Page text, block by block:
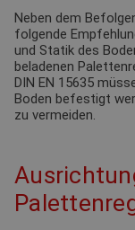
Neben dem
folgende
und Statik des
beladenen
DIN EN 15635
Boden befestigt
zu vermeiden.